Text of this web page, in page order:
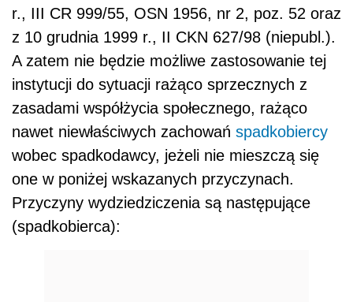
r., III CR 999/55, OSN 1956, nr 2, poz. 52 oraz
z 10 grudnia 1999 r., II CKN 627/98 (niepubl.).
A zatem nie będzie możliwe zastosowanie tej
instytucji do sytuacji rażąco sprzecznych z
zasadami współżycia społecznego, rażąco
nawet niewłaściwych zachowań spadkobiercy
wobec spadkodawcy, jeżeli nie mieszczą się
one w poniżej wskazanych przyczynach.
Przyczyny wydziedziczenia są następujące
(spadkobierca):